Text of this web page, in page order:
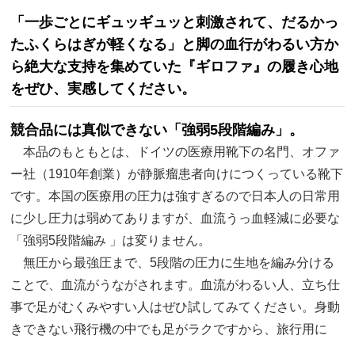
「一歩ごとにギュッギュッと刺激されて、だるかっ
たふくらはぎが軽くなる」と脚の血行がわるい方か
ら絶大な支持を集めていた『ギロファ』の履き心地
をぜひ、実感してください。
競合品には真似できない「強弱5段階編み」。
本品のもともとは、ドイツの医療用靴下の名門、オファ
ー社（1910年創業）が静脈瘤患者向けにつくっている靴下
です。本国の医療用の圧力は強すぎるので日本人の日常用
に少し圧力は弱めてありますが、血流うっ血軽減に必要な
「強弱5段階編み 」は変りません。
無圧から最強圧まで、5段階の圧力に生地を編み分ける
ことで、血流がうながされます。血流がわるい人、立ち仕
事で足がむくみやすい人はぜひ試してみてください。身動
きできない飛行機の中でも足がラクですから、旅行用に